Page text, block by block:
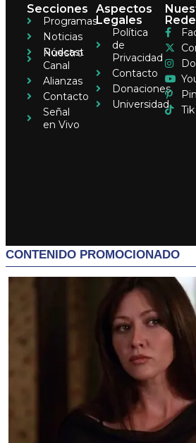
Secciones
Programas
Noticias
Pódcast
Nuestro
Canal
Alianzas
Contacto
Señal
en Vivo
Aspectos
Legales
Política
de
Privacidad
Contacto
Donaciones
Universidad